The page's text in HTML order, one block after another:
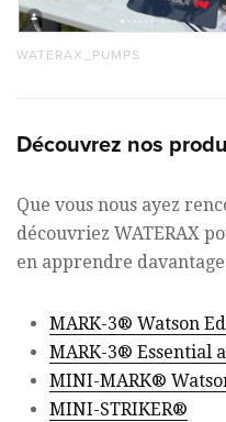
WATERAX_PUMPS
Découvrez nos
Que vous nous ayez
découvriez WATERAX
en apprendre davantage
MARK-3® Watson
MARK-3® Essential
MINI-MARK®
MINI-STRIKER®